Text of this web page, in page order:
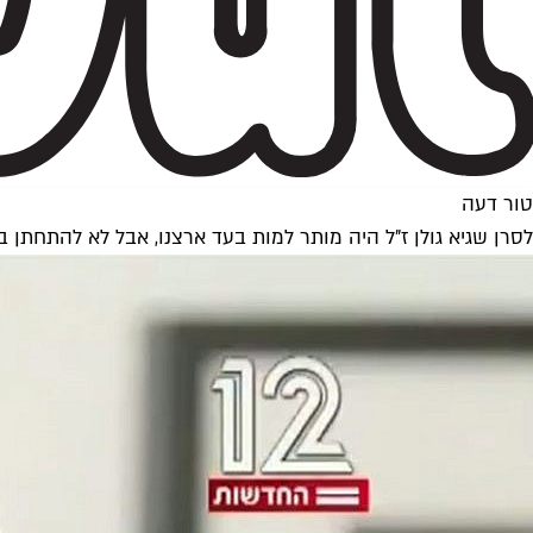
טור דעה
לסרן שגיא גולן ז"ל היה מותר למות בעד ארצנו, אבל לא להתחתן